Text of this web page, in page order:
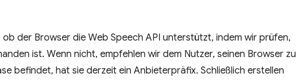
der Browser die Web Speech API unterstützt, indem wir prüfen,
ist. Wenn nicht, empfehlen wir dem Nutzer, seinen Browser zu
befindet, hat sie derzeit ein Anbieterpräfix. Schließlich erstellen